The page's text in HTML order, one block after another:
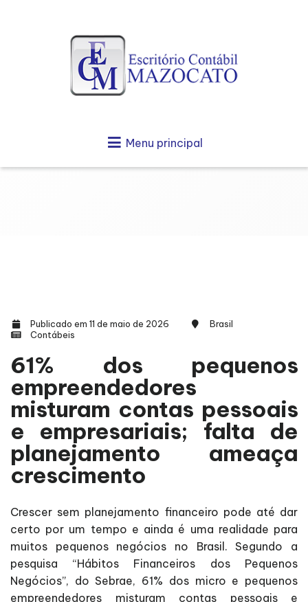
Menu principal
Publicado em 11 de maio de 2026
Brasil
Contábeis
61% dos pequenos
empreendedores
misturam contas pessoais
e empresariais; falta de
planejamento ameaça
crescimento
Crescer sem planejamento financeiro pode até dar
certo por um tempo e ainda é uma realidade para
muitos pequenos negócios no Brasil. Segundo a
pesquisa “Hábitos Financeiros dos Pequenos
Negócios”, do Sebrae, 61% dos micro e pequenos
empreendedores misturam contas pessoais e